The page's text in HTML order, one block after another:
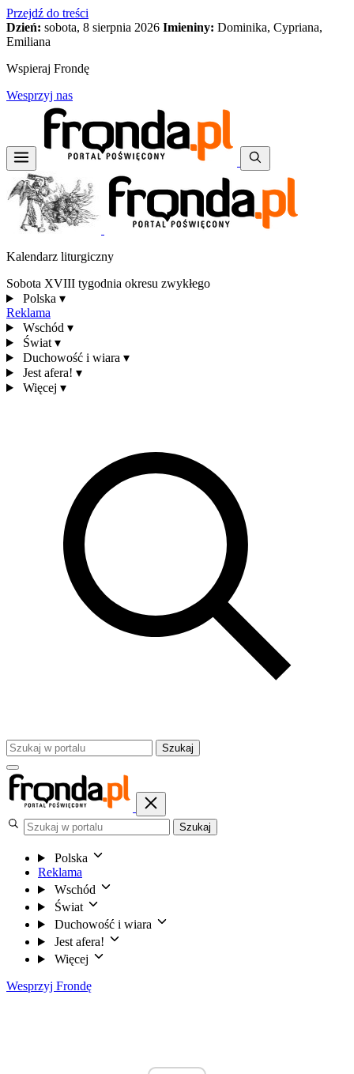
Przejdź do treści
Dzień: sobota, 8 sierpnia 2026 Imieniny: Dominika, Cypriana,
Emiliana
Wspieraj Frondę
Wesprzyj nas
Kalendarz liturgiczny
Sobota XVIII tygodnia okresu zwykłego
Polska ▾
Reklama
Wschód ▾
Świat ▾
Duchowość i wiara ▾
Jest afera! ▾
Więcej ▾
Szukaj
Szukaj
Polska
Reklama
Wschód
Świat
Duchowość i wiara
Jest afera!
Więcej
Wesprzyj Frondę